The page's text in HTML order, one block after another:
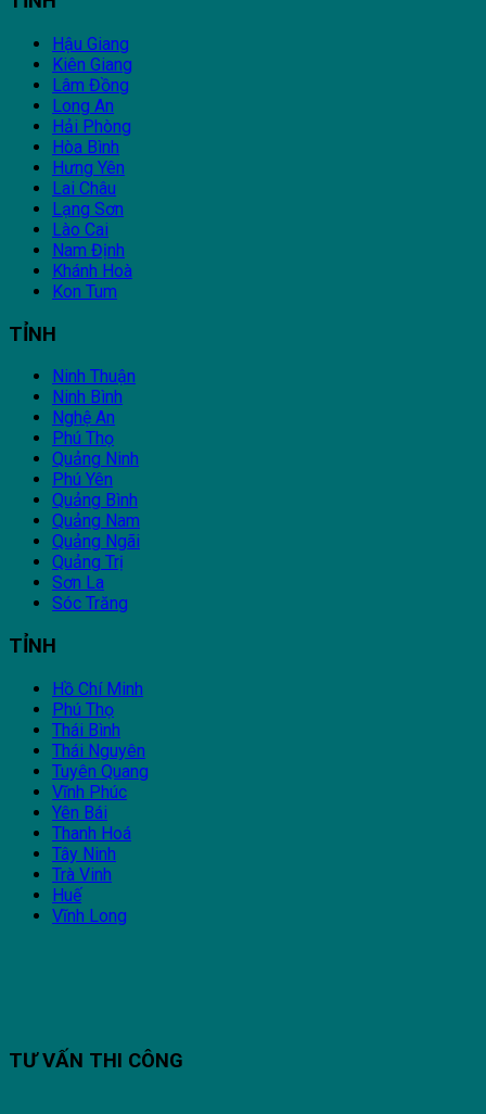
Hậu Giang
Kiên Giang
Lâm Đồng
Long An
Hải Phòng
Hòa Bình
Hưng Yên
Lai Châu
Lạng Sơn
Lào Cai
Nam Định
Khánh Hoà
Kon Tum
TỈNH
Ninh Thuận
Ninh Bình
Nghệ An
Phú Thọ
Quảng Ninh
Phú Yên
Quảng Bình
Quảng Nam
Quảng Ngãi
Quảng Trị
Sơn La
Sóc Trăng
TỈNH
Hồ Chí Minh
Phú Thọ
Thái Bình
Thái Nguyên
Tuyên Quang
Vĩnh Phúc
Yên Bái
Thanh Hoá
Tây Ninh
Trà Vinh
Huế
Vĩnh Long
TƯ VẤN THI CÔNG